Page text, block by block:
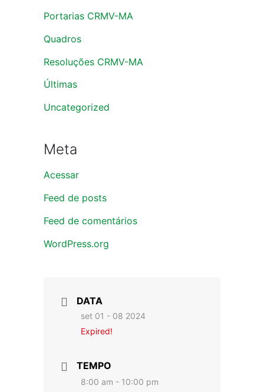
Portarias CRMV-MA
Quadros
Resoluções CRMV-MA
Últimas
Uncategorized
Meta
Acessar
Feed de posts
Feed de comentários
WordPress.org
DATA
set 01 - 08 2024
Expired!
TEMPO
8:00 am - 10:00 pm